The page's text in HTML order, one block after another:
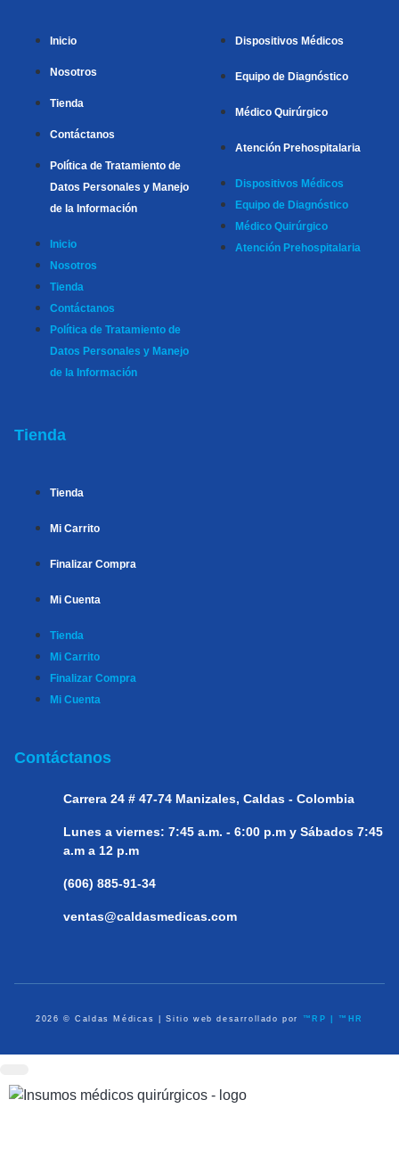
Inicio
Nosotros
Tienda
Contáctanos
Política de Tratamiento de
Datos Personales y Manejo
de la Información
Inicio
Nosotros
Tienda
Contáctanos
Política de Tratamiento de
Datos Personales y Manejo
de la Información
Dispositivos Médicos
Equipo de Diagnóstico
Médico Quirúrgico
Atención Prehospitalaria
Dispositivos Médicos
Equipo de Diagnóstico
Médico Quirúrgico
Atención Prehospitalaria
Tienda
Tienda
Mi Carrito
Finalizar Compra
Mi Cuenta
Tienda
Mi Carrito
Finalizar Compra
Mi Cuenta
Contáctanos
Carrera 24 # 47-74 Manizales, Caldas - Colombia
Lunes a viernes: 7:45 a.m. - 6:00 p.m y Sábados 7:45
a.m a 12 p.m
(606) 885-91-34
ventas@caldasmedicas.com
2026 © Caldas Médicas | Sitio web desarrollado por ™RP | ™HR